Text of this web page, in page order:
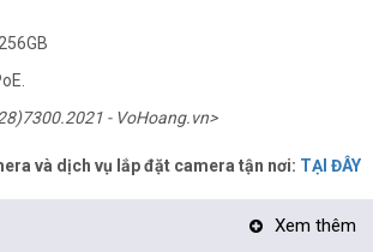
- VoHoang.vn>
và dịch vụ lắp đặt camera tận nơi: TẠI ĐÂY
Xem thêm